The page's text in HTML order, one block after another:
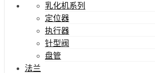
乳化机系列
定位器
执行器
针型阀
盘管
法兰